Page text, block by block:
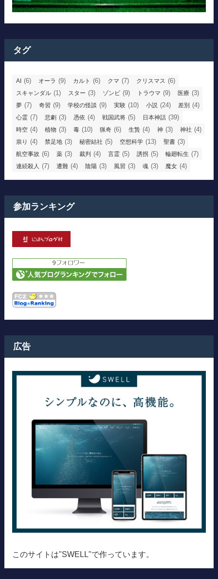
タグ
AI (6) オーラ (9) カルト (6) クマ (7) クリスマス (6)
スキャンダル (1) スター (3) ゾンビ (9) トラウマ (9) 医療 (3)
夢 (7) 奇習 (9) 学校の怪談 (9) 実験 (10) 小説 (24) 差別 (4)
心霊 (7) 悲劇 (3) 憑依 (4) 戦国武将 (5) 日本神話 (39)
時空 (4) 植物 (3) 毒 (10) 猟奇 (6) 生贄 (4) 神 (3) 神社 (4)
祟り (4) 禁足地 (3) 秘密結社 (5) 空想科学 (13) 聖書 (3)
航空事故 (6) 薬 (3) 裁判 (4) 言霊 (5) 誘拐 (5) 輪廻転生 (7)
連続殺人 (7) 遭難 (4) 陰陽 (3) 風習 (3) 魂 (3) 魔女 (4)
参加ランキング
広告
このサイトは"SWELL"で作っています。